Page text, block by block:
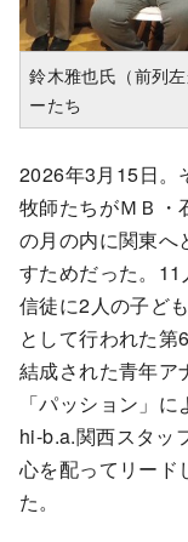
鈴木雅也氏（前列
ーたち
2026年3月15日。
牧師たちがＭＢ・
の月の内に関東へ
すためだった。
信徒に2人の子ど
として行われた
結成された青年ア
「パッション」
hi-b.a.関西スタッ
心を配ってリード
た。